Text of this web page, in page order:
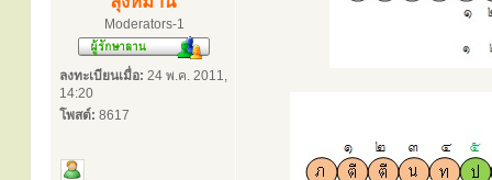
Moderators-1
ลงทะเบียนเมื่อ: 24 พ.ค. 2011,
14:20
โพสต์: 8617